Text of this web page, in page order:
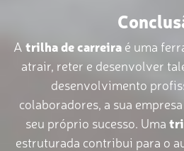
A trilha de carreiraé uma
atrair, reter e desenvolver
desenvolvimento
colaboradores, a sua
seu próprio sucesso. Uma
estruturada contribui para o